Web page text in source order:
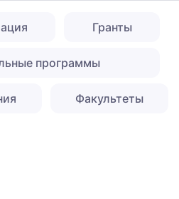
Гранты
программы
Факультеты